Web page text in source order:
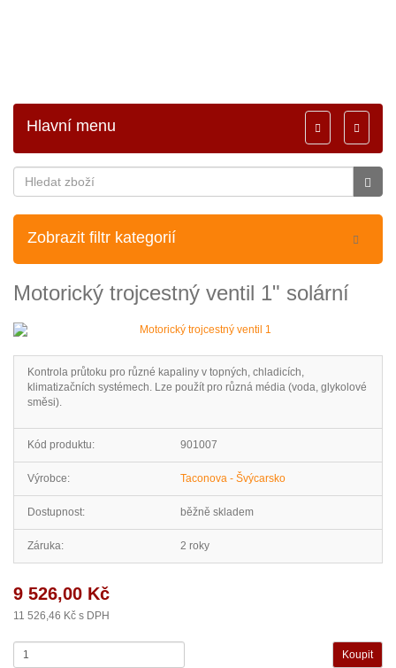
Toggle
Toggle
navigation
Hlavní menu
Zobrazit filtr kategorií
Motorický trojcestný ventil 1" solární
Kontrola průtoku pro různé kapaliny v topných, chladicích,
klimatizačních systémech. Lze použít pro různá média (voda, glykolové
směsi).
Kód produktu: 901007
Výrobce: Taconova - Švýcarsko
Dostupnost: běžně skladem
Záruka: 2 roky
9 526,00 Kč
11 526,46 Kč s DPH